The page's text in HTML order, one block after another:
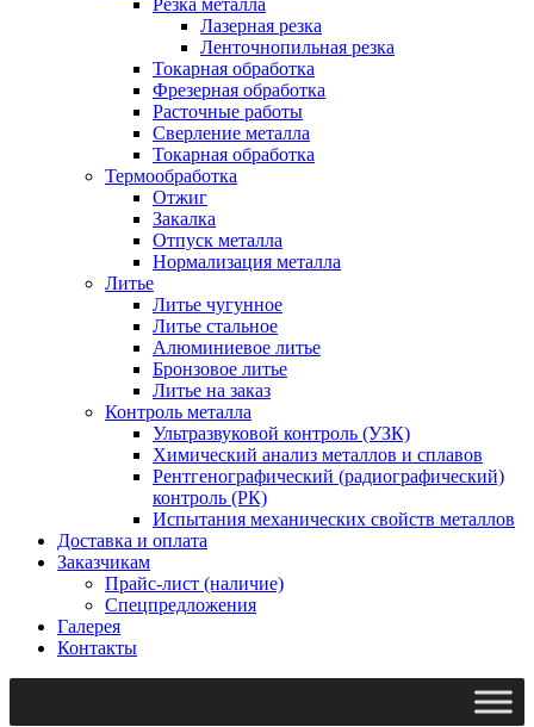
Лазерная резка
Ленточнопильная резка
Токарная обработка
Фрезерная обработка
Расточные работы
Сверление металла
Токарная обработка
Термообработка
Отжиг
Закалка
Отпуск металла
Нормализация металла
Литье
Литье чугунное
Литье стальное
Алюминиевое литье
Бронзовое литье
Литье на заказ
Контроль металла
Ультразвуковой контроль (УЗК)
Химический анализ металлов и сплавов
Рентгенографический (радиографический)
контроль (РК)
Испытания механических свойств металлов
Доставка и оплата
Заказчикам
Прайс-лист (наличие)
Спецпредложения
Галерея
Контакты